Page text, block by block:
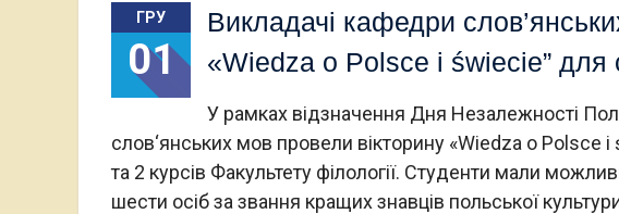
ГРУ
01
Викладачі кафедри
«Wiedza o Polsce i świecie” для
У рамках відзначення Дня Незалежності
слов‘янських мов провели вікторину «Wiedza o Polsce i
та 2 курсів Факультету філології. Студенти мали
шести осіб за звання кращих знавців польської